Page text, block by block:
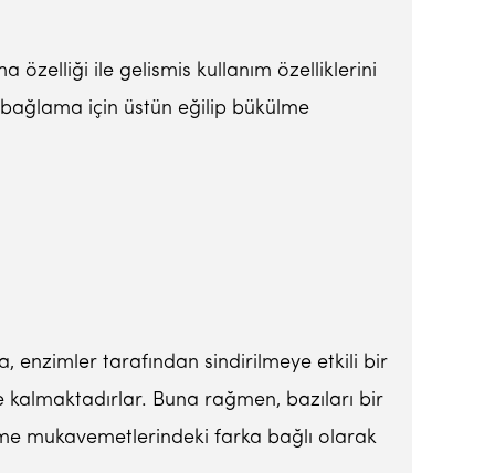
özelliği ile gelismis kullanım özelliklerini
için üstün eğilip bükülme
tarafından sindirilmeye etkili bir
Buna rağmen, bazıları bir
mukavemetlerindeki farka bağlı olarak